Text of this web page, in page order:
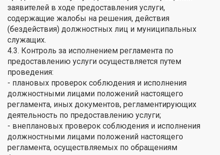
заявителей в ходе предоставления услуги,
содержащие жалобы на решения, действия
(бездействия) должностных лиц и муниципальных
служащих.
4.3. Контроль за исполнением регламента по
предоставлению услуги осуществляется путем
проведения:
- плановых проверок соблюдения и исполнения
должностными лицами положений настоящего
регламента, иных документов, регламентирующих
деятельность по предоставлению услуги;
- внеплановых проверок соблюдения и исполнения
должностными лицами положений настоящего
регламента, осуществляемых по обращениям